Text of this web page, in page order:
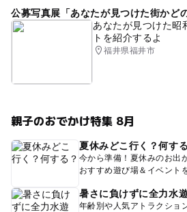
公募写真展「あなたが見つけた街かど
あなたが見つけた昭
トを紹介するよ
福井県福井市
親子のおでかけ特集 8月
夏休みどこ行く？何す
今から準備！夏休みのお出
おすすめ遊び場＆イベント
暑さに負けずに全力水
年齢別や人気アトラクショ